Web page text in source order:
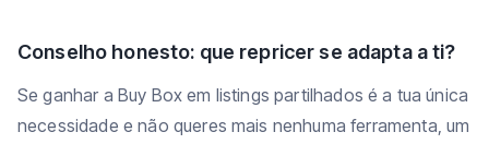
Conselho honesto: que repricer se adapta a ti?
Se ganhar a Buy Box em listings partilhados é a tua única
necessidade e não queres mais nenhuma ferramenta, um